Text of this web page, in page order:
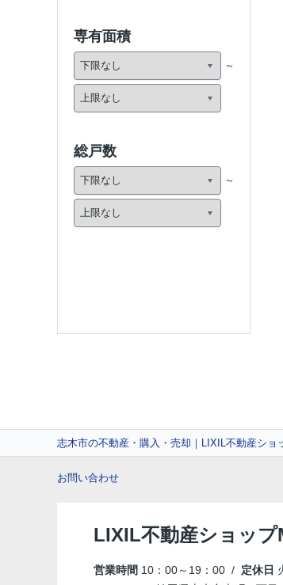
専有面積
総戸数
志木市の不動産・購入・売却｜LIXIL不動産ショ
お問い合わせ
LIXIL不動産ショップ
営業時間 10：00～19：00 / 定休日